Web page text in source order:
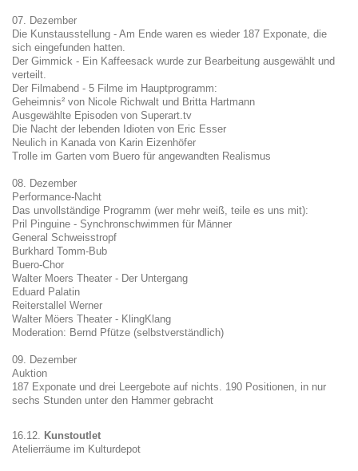
07. Dezember
Die Kunstausstellung - Am Ende waren es wieder 187 Exponate, die
sich eingefunden hatten.
Der Gimmick - Ein Kaffeesack wurde zur Bearbeitung ausgewählt und
verteilt.
Der Filmabend - 5 Filme im Hauptprogramm:
Geheimnis² von Nicole Richwalt und Britta Hartmann
Ausgewählte Episoden von Superart.tv
Die Nacht der lebenden Idioten von Eric Esser
Neulich in Kanada von Karin Eizenhöfer
Trolle im Garten vom Buero für angewandten Realismus
08. Dezember
Performance-Nacht
Das unvollständige Programm (wer mehr weiß, teile es uns mit):
Pril Pinguine - Synchronschwimmen für Männer
General Schweisstropf
Burkhard Tomm-Bub
Buero-Chor
Walter Moers Theater - Der Untergang
Eduard Palatin
Reiterstallel Werner
Walter Möers Theater - KlingKlang
Moderation: Bernd Pfütze (selbstverständlich)
09. Dezember
Auktion
187 Exponate und drei Leergebote auf nichts. 190 Positionen, in nur
sechs Stunden unter den Hammer gebracht
16.12. Kunstoutlet
Atelierräume im Kulturdepot